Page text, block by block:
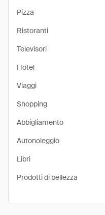
Pizza
Ristoranti
Televisori
Hotel
Viaggi
Shopping
Abbigliamento
Autonoleggio
Libri
Prodotti di bellezza